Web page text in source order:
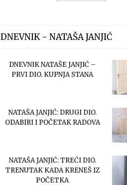
DNEVNIK - NATAŠA JANJIĆ
DNEVNIK NATAŠE JANJIĆ –
PRVI DIO. KUPNJA STANA
NATAŠA JANJIĆ: DRUGI DIO.
ODABIRI I POČETAK RADOVA
NATAŠA JANJIĆ: TREĆI DIO.
TRENUTAK KADA KRENEŠ IZ
POČETKA